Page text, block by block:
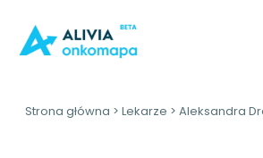
Strona główna > Lekarze > Aleksandra